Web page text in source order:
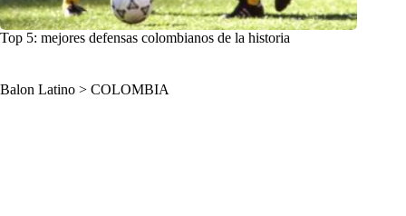
Top 5: mejores defensas colombianos de la historia
Balon Latino > COLOMBIA